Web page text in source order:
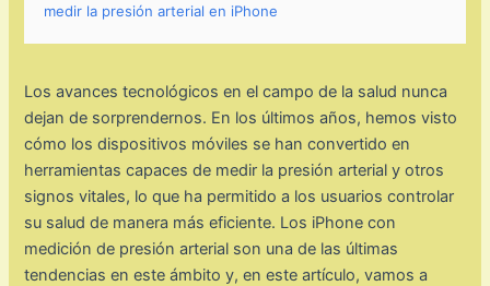
medir la presión arterial en iPhone
Los avances tecnológicos en el campo de la salud nunca
dejan de sorprendernos. En los últimos años, hemos visto
cómo los dispositivos móviles se han convertido en
herramientas capaces de medir la presión arterial y otros
signos vitales, lo que ha permitido a los usuarios controlar
su salud de manera más eficiente. Los iPhone con
medición de presión arterial son una de las últimas
tendencias en este ámbito y, en este artículo, vamos a